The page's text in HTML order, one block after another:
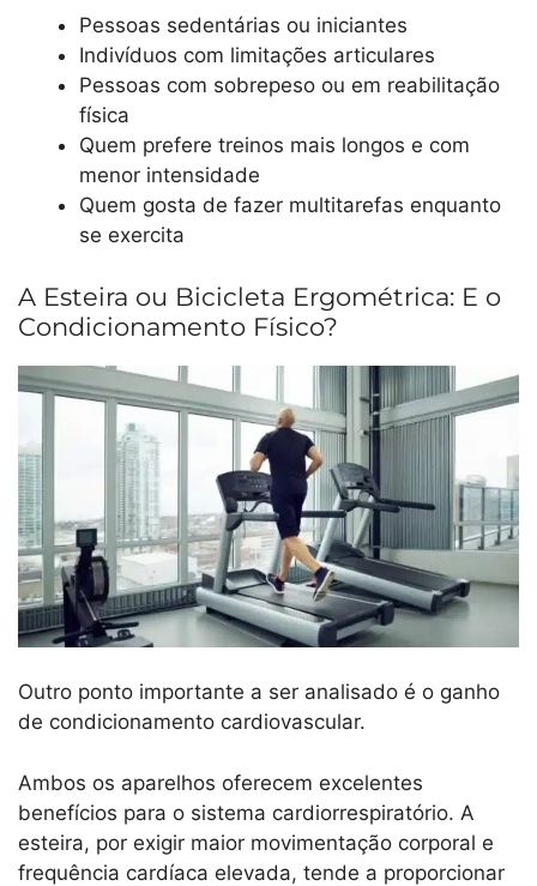
Pessoas sedentárias ou iniciantes
Indivíduos com limitações articulares
Pessoas com sobrepeso ou em reabilitação
física
Quem prefere treinos mais longos e com
menor intensidade
Quem gosta de fazer multitarefas enquanto
se exercita
A Esteira ou Bicicleta Ergométrica: E o
Condicionamento Físico?
Outro ponto importante a ser analisado é o ganho
de condicionamento cardiovascular.
Ambos os aparelhos oferecem excelentes
benefícios para o sistema cardiorrespiratório. A
esteira, por exigir maior movimentação corporal e
frequência cardíaca elevada, tende a proporcionar